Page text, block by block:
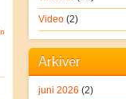
Video (2)
Arkiver
juni 2026 (2)